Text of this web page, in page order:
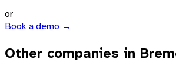
or
Book a demo →
Other companies in